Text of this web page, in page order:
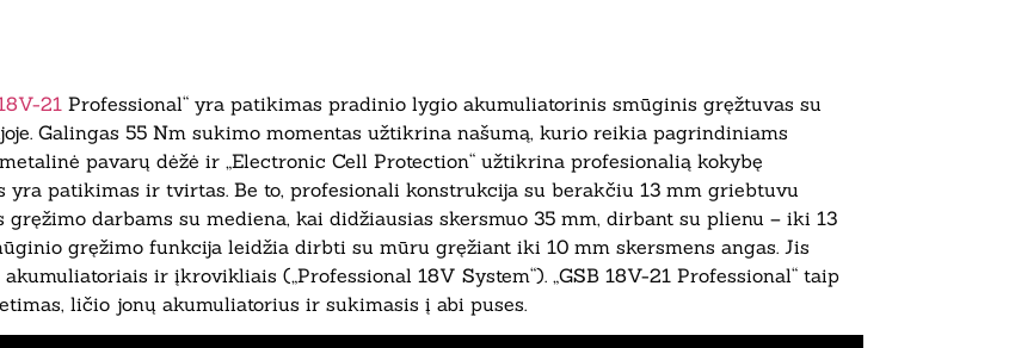
21 Professional“ yra patikimas pradinio lygio akumuliatorinis smūginis gręžtuvas su
Galingas 55 Nm sukimo momentas užtikrina našumą, kurio reikia pagrindiniams
pavarų dėžė ir „Electronic Cell Protection“ užtikrina profesionalią kokybę
yra patikimas ir tvirtas. Be to, profesionali konstrukcija su berakčiu 13 mm griebtuvu
darbams su mediena, kai didžiausias skersmuo 35 mm, dirbant su plienu – iki 13
gręžimo funkcija leidžia dirbti su mūru gręžiant iki 10 mm skersmens angas. Jis
ir įkrovikliais („Professional 18V System“). „GSB 18V-21 Professional“ taip
ličio jonų akumuliatorius ir sukimasis į abi puses.